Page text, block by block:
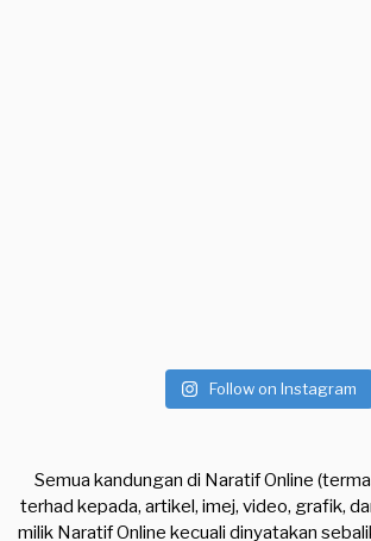
Follow on Instagram
Semua kandungan di Naratif Online
terhad kepada, artikel, imej, video, grafik,
milik Naratif Online kecuali dinyatakan